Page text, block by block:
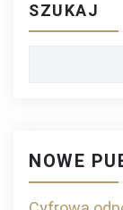
SZUKAJ
NOWE